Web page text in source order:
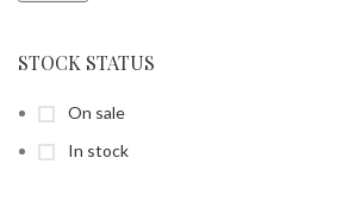
STOCK STATUS
On sale
In stock